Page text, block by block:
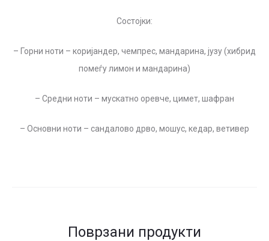
Состојки:
– Горни ноти – коријандер, чемпрес, мандарина, јузу (хибрид
помеѓу лимон и мандарина)
– Средни ноти – мускатно оревче, цимет, шафран
– Основни ноти – сандалово дрво, мошус, кедар, ветивер
Поврзани продукти